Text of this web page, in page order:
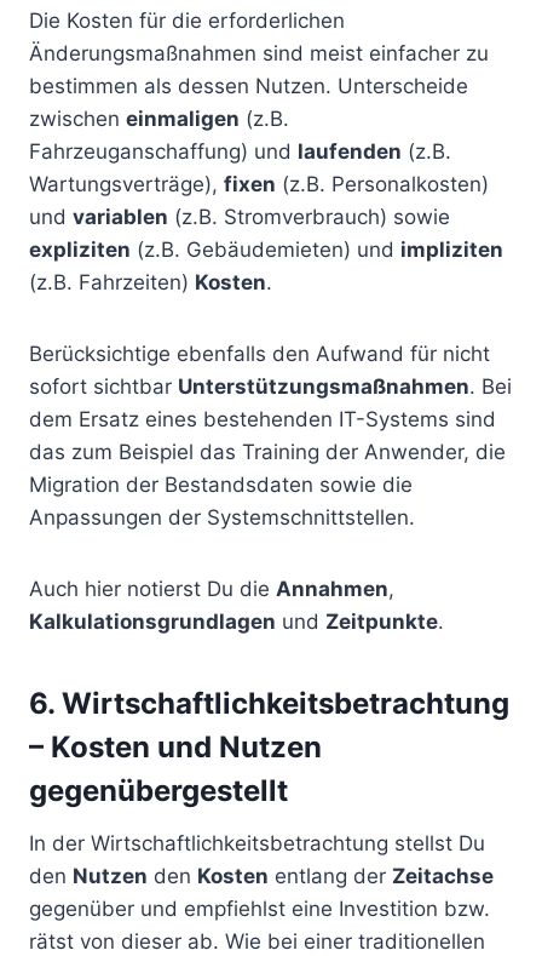
Die Kosten für die erforderlichen
Änderungsmaßnahmen sind meist einfacher zu
bestimmen als dessen Nutzen. Unterscheide
zwischen einmaligen (z.B.
Fahrzeuganschaffung) und laufenden (z.B.
Wartungsverträge), fixen (z.B. Personalkosten)
und variablen (z.B. Stromverbrauch) sowie
expliziten (z.B. Gebäudemieten) und impliziten
(z.B. Fahrzeiten) Kosten.
Berücksichtige ebenfalls den Aufwand für nicht
sofort sichtbar Unterstützungsmaßnahmen. Bei
dem Ersatz eines bestehenden IT-Systems sind
das zum Beispiel das Training der Anwender, die
Migration der Bestandsdaten sowie die
Anpassungen der Systemschnittstellen.
Auch hier notierst Du die Annahmen,
Kalkulationsgrundlagen und Zeitpunkte.
6. Wirtschaftlichkeitsbetrachtung
– Kosten und Nutzen
gegenübergestellt
In der Wirtschaftlichkeitsbetrachtung stellst Du
den Nutzen den Kosten entlang der Zeitachse
gegenüber und empfiehlst eine Investition bzw.
rätst von dieser ab. Wie bei einer traditionellen